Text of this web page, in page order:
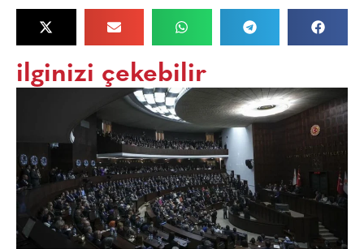
ilginizi çekebilir